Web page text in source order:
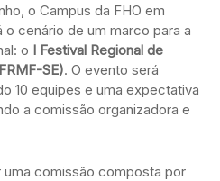
o Campus da FHO em
o cenário de um marco para a
o I Festival Regional de
SE). O evento será
10 equipes e uma expectativa
a comissão organizadora e
comissão composta por